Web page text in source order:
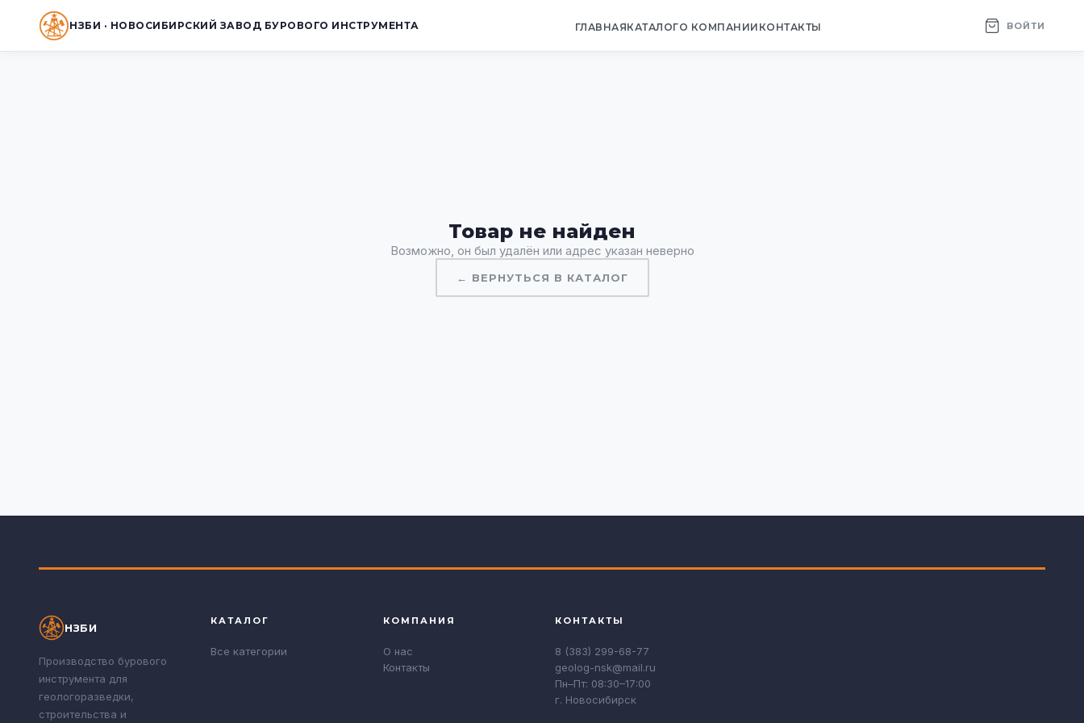
НЗБИ · НОВОСИБИРСКИЙ ЗАВОД БУРОВОГО ИНСТРУМЕНТА ГЛАВНАЯКАТАЛОГО КОМПАНИИ КОНТАКТЫ ВОЙТИ
Товар не найден
Возможно, он был удалён или адрес указан неверно
← ВЕРНУТЬСЯ В КАТАЛОГ
НЗБИ
Производство бурового
инструмента для
геологоразведки,
строительства и
КАТАЛОГ
Все категории
КОМПАНИЯ
О нас
Контакты
КОНТАКТЫ
8 (383) 299-68-77
geolog-nsk@mail.ru
Пн–Пт: 08:30–17:00
г. Новосибирск